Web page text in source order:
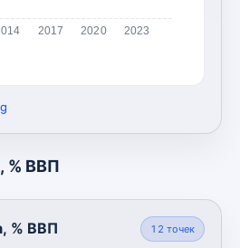
2017 2020 2023
% ВВП
% ВВП 12 точек